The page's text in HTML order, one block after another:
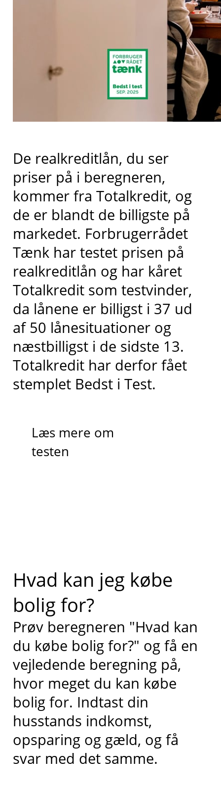
De realkreditlån, du ser
priser på i beregneren,
kommer fra Totalkredit, og
de er blandt de billigste på
markedet. Forbrugerrådet
Tænk har testet prisen på
realkreditlån og har kåret
Totalkredit som testvinder,
da lånene er billigst i 37 ud
af 50 lånesituationer og
næstbilligsti de sidste 13.
Totalkredit har derfor fået
stemplet Bedst i Test.
Læs mere om
testen
Hvad kan jeg købe
bolig for?
Prøv beregneren "Hvad kan
du købe bolig for?" og få en
vejledende beregning på,
hvor meget du kan købe
bolig for. Indtast din
husstands indkomst,
opsparing og gæld, og få
svar med det samme.